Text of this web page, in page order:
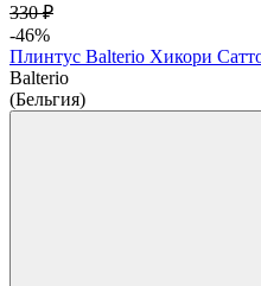
330 ₽
-46%
Плинтус Balterio Хикори
Balterio
(Бельгия)